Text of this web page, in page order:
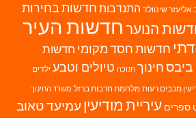
אליעזר שינוולד התנדבות חדשות בחירות
הנוערחדשות העיר
חדשות חסד מקומי חדשות
ביבסחינוך חנוכה טיולים וטבע ילדים
מכבים רעות מלחמת חרבות ברזל משרד החינוך
ספרים עיריית מודיעין עמיעד טאוב